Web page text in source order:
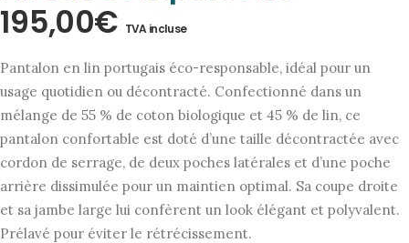
195,00€ TVA incluse
Pantalon en lin portugais éco-responsable, idéal pour un
usage quotidien ou décontracté. Confectionné dans un
mélange de 55 % de coton biologique et 45 % de lin, ce
pantalon confortable est doté d’une taille décontractée avec
cordon de serrage, de deux poches latérales et d’une poche
arrière dissimulée pour un maintien optimal. Sa coupe droite
et sa jambe large lui confèrent un look élégant et polyvalent.
Prélavé pour éviter le rétrécissement.